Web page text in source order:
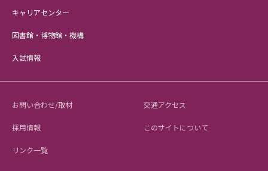
キャリアセンター
図書館・博物館・機構
入試情報
お問い合わせ/取材 交通アクセス
採用情報 このサイトについて
リンク一覧